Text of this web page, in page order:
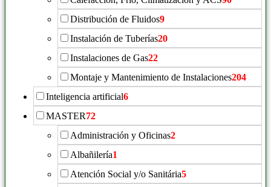
Distribución de Fluidos9
Instalación de Tuberías20
Instalaciones de Gas22
Montaje y Mantenimiento de Instalaciones204
Inteligencia artificial6
MASTER72
Administración y Oficinas2
Albañilería1
Atención Social y/o Sanitária5